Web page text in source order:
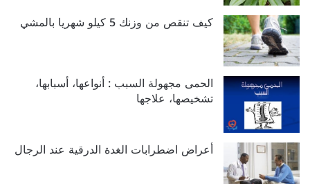
كيف تنقص من وزنك 5 كيلو شهريا بالمشي
الحمى مجهولة السبب : أنواعها، أسبابها،
تشخيصها، علاجها
أعراض اضطرابات الغدة الدرقية عند الرجال‬